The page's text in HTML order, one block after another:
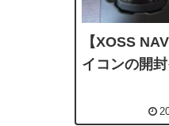
【XOSS
イコンの開封